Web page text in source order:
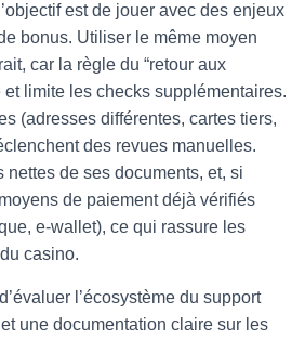
est de jouer avec des enjeux
bonus. Utiliser le même moyen
car la règle du “retour aux
et limite les checks supplémentaires.
(adresses différentes, cartes tiers,
des revues manuelles.
de ses documents, et, si
de paiement déjà vérifiés
e-wallet), ce qui rassure les
casino.
l’écosystème du support
une documentation claire sur les